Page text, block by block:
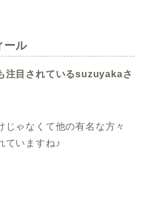
ール
注目されているsuzuyakaさ
じゃなくて他の有名な方々
ていますね♪